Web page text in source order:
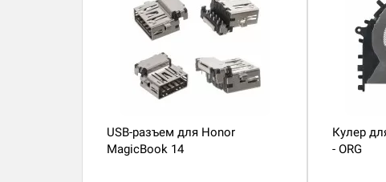
USB-разъем для Honor
MagicBook 14
Кулер
- ORG